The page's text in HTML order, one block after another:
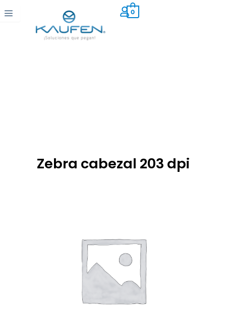
al
contenido
0
Zebra cabezal 203 dpi